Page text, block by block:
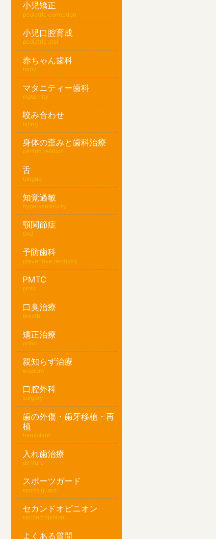
小児矯正
pediatric correction
小児口腔育成
pediatric oral
赤ちゃん歯科
baby
マタニティー歯科
maternity
咬み合わせ
biting
身体の歪みと歯科治療
centric relation
舌
tongue
知覚過敏
hypersensitivity
顎関節症
tmd
予防歯科
preventive dentistry
PMTC
pmtc
口臭治療
breath
矯正治療
ortho
親知らず治療
wisdom
口腔外科
surgery
歯の外傷・歯牙移植・再
植
transplant
入れ歯治療
denture
スポーツガード
sports guard
セカンドオピニオン
second opinion
よくある質問